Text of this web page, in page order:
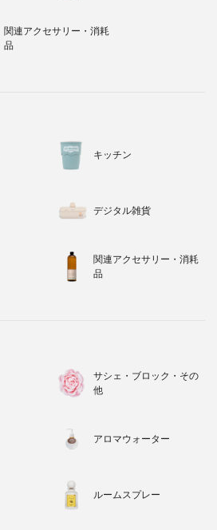
関連アクセサリー・消耗
品
キッチン
デジタル雑貨
関連アクセサリー・消耗
品
サシェ・ブロック・その
他
アロマウォーター
ルームスプレー